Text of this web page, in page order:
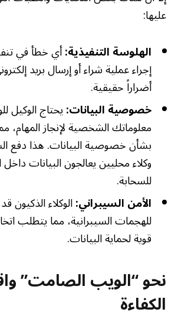
عليها:
الهلوسة التنفيذية:أي خطأ في
إجراء عملية شراء أو إرسال بريد
أضراراً حقيقية.
خصوصية البيانات:يحتاج الوكيل
معلوماتك الشخصية لإنجاز المهام،
بشأن خصوصية البيانات. هذا دفع
وكلاء محليين يعالجون البيانات داخل
للسحابة.
الأمن السيبراني:الوكلاء الذكيون
للهجمات السيبرانية، مما يتطلب
قوية لحماية البيانات.
نحو “الويب الصامت”
الكفاءة